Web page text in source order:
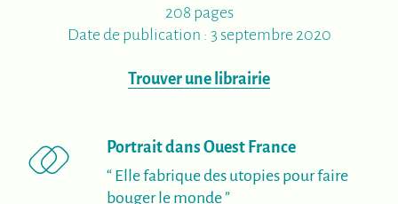
208 pages
Date de publication : 3 septembre 2020
Trouver une librairie
Portrait dans Ouest France(nouvelle
“ Elle fabrique des utopies pour faire
bouger le monde ”